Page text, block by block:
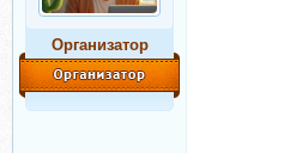
Организатор